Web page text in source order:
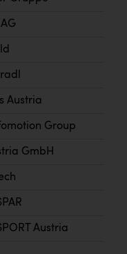
AG
Austria
Group
GmbH
Austria